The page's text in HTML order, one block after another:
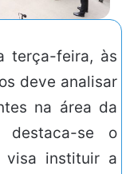
terça-feira, às
deve analisar
na área da
destaca-se o
visa instituir a